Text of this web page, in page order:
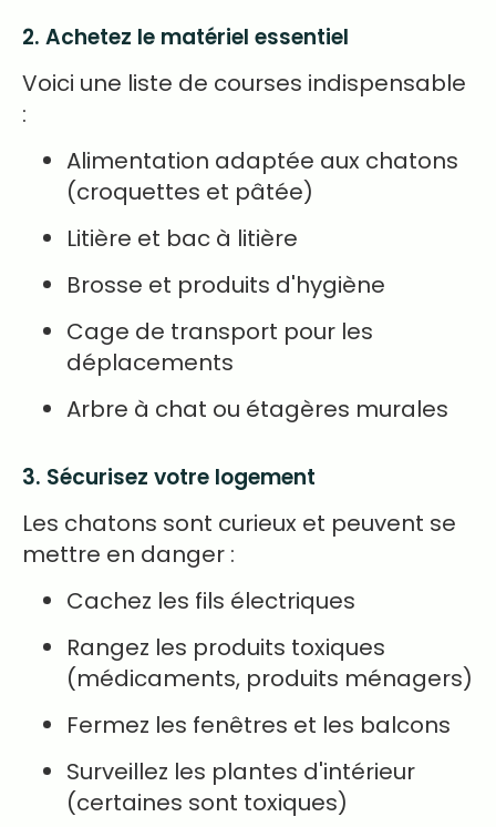
2. Achetez le matériel essentiel
Voici une liste de courses indispensable
:
Alimentation adaptée aux chatons
(croquettes et pâtée)
Litière et bac à litière
Brosse et produits d'hygiène
Cage de transport pour les
déplacements
Arbre à chat ou étagères murales
3. Sécurisez votre logement
Les chatons sont curieux et peuvent se
mettre en danger :
Cachez les fils électriques
Rangez les produits toxiques
(médicaments, produits ménagers)
Fermez les fenêtres et les balcons
Surveillez les plantes d'intérieur
(certaines sont toxiques)